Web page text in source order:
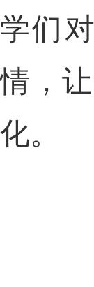
学们
情，
化。